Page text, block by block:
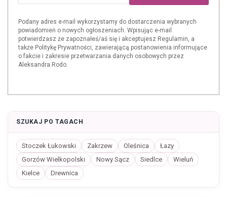
Podany adres e-mail wykorzystamy do dostarczenia wybranych
powiadomień o nowych ogłoszeniach. Wpisując e-mail
potwierdzasz że zapoznałeś/aś się i akceptujesz Regulamin, a
także Politykę Prywatności, zawierającą postanowienia informujące
o fakcie i zakresie przetwarzania danych osobowych przez
Aleksandra Rodo.
SZUKAJ PO TAGACH
Stoczek Łukowski Zakrzew Oleśnica
Łazy
Gorzów Wielkopolski
Nowy Sącz Siedlce
Wieluń
Kielce
Drewnica